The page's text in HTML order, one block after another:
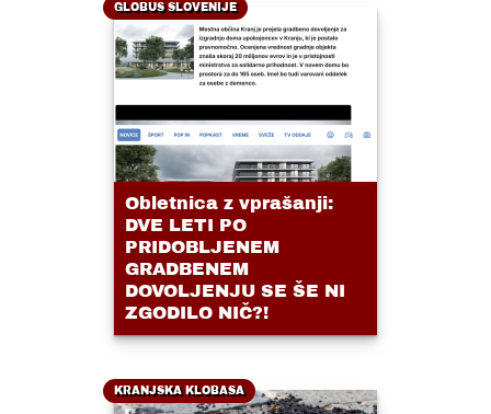
GLOBUS SLOVENIJE
Obletnica z vprašanji:
DVE LETI PO
PRIDOBLJENEM
GRADBENEM
DOVOLJENJU SE ŠE NI
ZGODILO NIČ?!
KRANJSKA KLOBASA